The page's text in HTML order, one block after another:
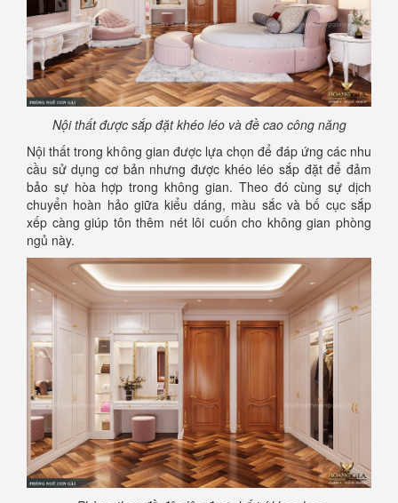
Nội thất được sắp đặt khéo léo và đề cao công năng
Nội thất trong không gian được lựa chọn để đáp ứng các nhu
cầu sử dụng cơ bản nhưng được khéo léo sắp đặt để đảm
bảo sự hòa hợp trong không gian. Theo đó cùng sự dịch
chuyển hoàn hảo giữa kiểu dáng, màu sắc và bố cục sắp
xếp càng giúp tôn thêm nét lôi cuốn cho không gian phòng
ngủ này.